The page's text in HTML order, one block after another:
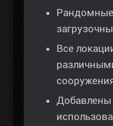
Все
Добавлены